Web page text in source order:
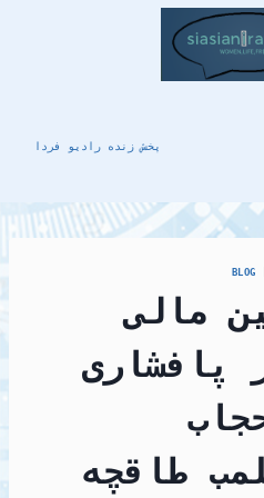
پخش زنده رادیو فردا
BLOG
مالی
پافشاری
طاقچه